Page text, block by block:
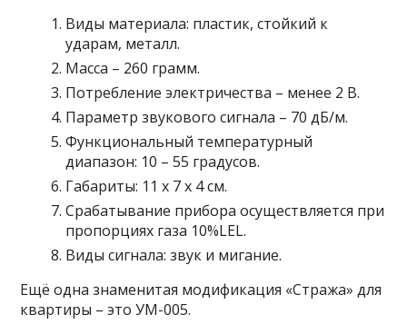
Виды материала: пластик, стойкий к
ударам, металл.
Масса – 260 грамм.
Потребление электричества – менее 2 В.
Параметр звукового сигнала – 70 дБ/м.
Функциональный температурный
диапазон: 10 – 55 градусов.
Габариты: 11 х 7 х 4 см.
Срабатывание прибора осуществляется при
пропорциях газа 10%LEL.
Виды сигнала: звук и мигание.
Ещё одна знаменитая модификация «Стража» для
квартиры – это УМ-005.